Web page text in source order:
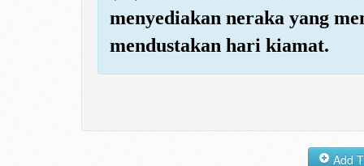
menyediakan neraka yang
mendustakan hari kiamat.